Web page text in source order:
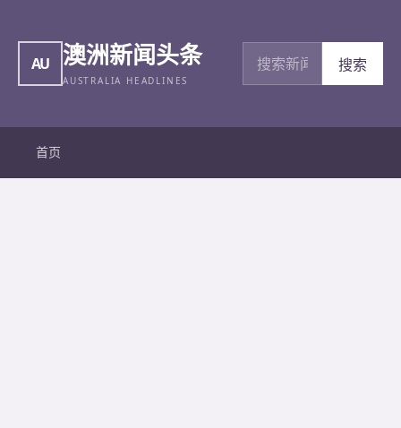
AU 澳洲新闻头条
AUSTRALIA HEADLINES
搜索新闻
搜索
首页